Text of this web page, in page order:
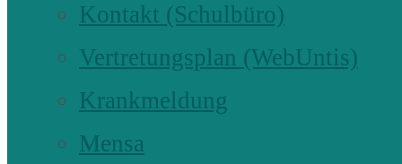
Kontakt (Schulbüro)
Vertretungsplan (WebUntis)
Krankmeldung
Mensa